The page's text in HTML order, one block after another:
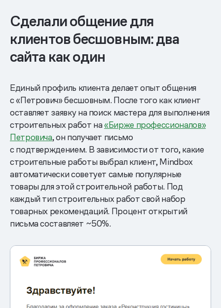
Сделали общение для
клиентов бесшовным: два
сайта как один
Единый профиль клиента делает опыт общения
с «Петрович» бесшовным. После того как клиент
оставляет заявку на поиск мастера для выполнения
строительных работ на«Бирже профессионалов»
Петровича, он получает письмо
с подтверждением. В зависимости от того, какие
строительные работы выбрал клиент, Mindbox
автоматически советует самые популярные
товары для этой строительной работы. Под
каждый тип строительных работ свой набор
товарных рекомендаций. Процент открытий
письма составляет ~50%.